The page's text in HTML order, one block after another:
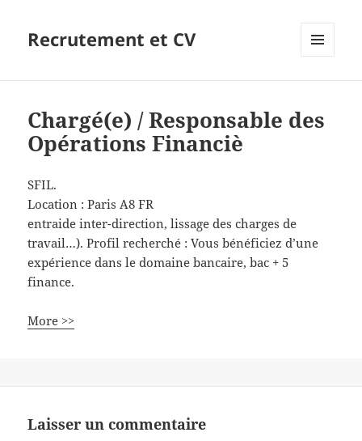
Recrutement et CV
Chargé(e) / Responsable des
Opérations Financiè
SFIL.
Location :Paris A8 FR
entraide inter-direction, lissage des charges de
travail…). Profil recherché : Vous bénéficiez d’une
expérience dans le domaine bancaire, bac + 5
finance.
More >>
Laisser un commentaire